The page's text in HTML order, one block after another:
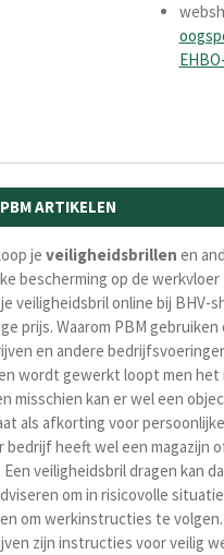
ARTIKELEN
je veiligheidsbrillen en
bescherming op de
veiligheidsbril online bij BHV-
prijs. Waarom PBM gebruiken
en andere
wordt gewerkt loopt men het
misschien kan er wel een
als afkorting voor
bedrijf heeft wel een magazijn
veiligheidsbril dragen kan
om in risicovolle
om werkinstructies te
zijn instructies voor veilig